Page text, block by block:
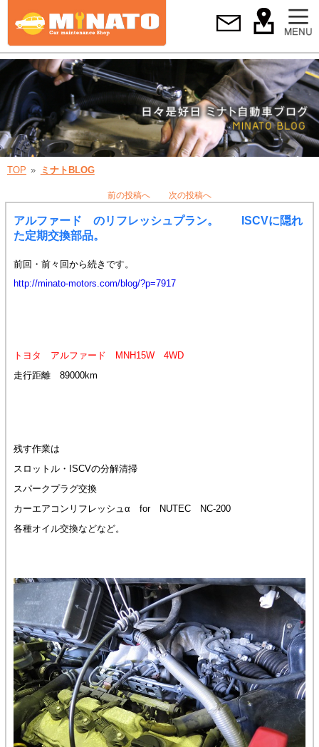
TOP ミナトBLOG
前の投稿へ 次の投稿へ
アルファード のリフレッシュプラン。 ISCVに隠れ
た定期交換部品。
前回・前々回から続きです。
http://minato-motors.com/blog/?p=7917
トヨタ アルファード MNH15W 4WD
走行距離 89000km
残す作業は
スロットル・ISCVの分解清掃
スパークプラグ交換
カーエアコンリフレッシュα for NUTEC NC-200
各種オイル交換などなど。